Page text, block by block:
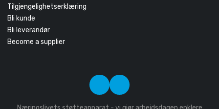
Tilgjengelighetserklæring
Bli kunde
Bli leverandør
Become a supplier